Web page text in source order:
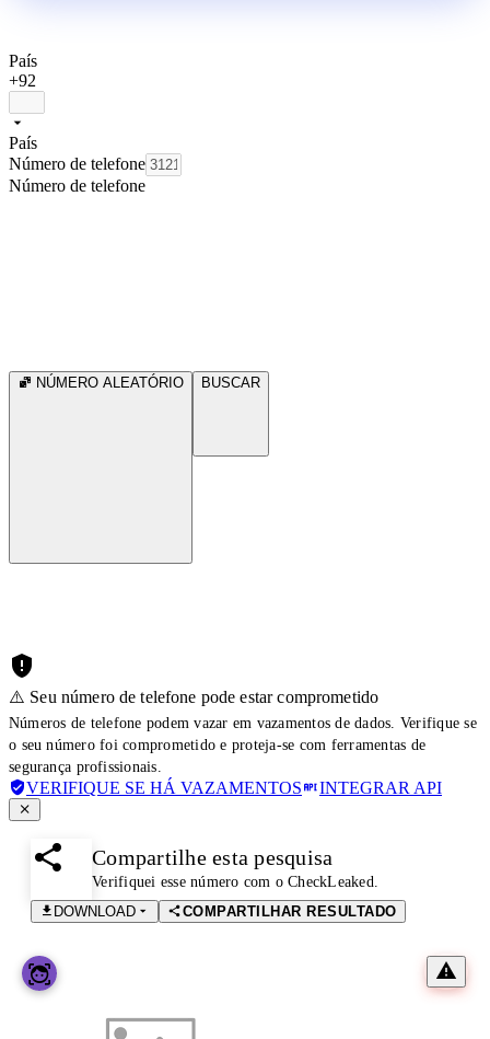
País
+92
País
Número de telefone
Número de telefone
NÚMERO ALEATÓRIO BUSCAR
⚠️ Seu número de telefone pode estar comprometido
Números de telefone podem vazar em vazamentos de dados. Verifique se
o seu número foi comprometido e proteja-se com ferramentas de
segurança profissionais.
VERIFIQUE SE HÁ VAZAMENTOS INTEGRAR API
Compartilhe esta pesquisa
Verifiquei esse número com o CheckLeaked.
DOWNLOAD
COMPARTILHAR RESULTADO